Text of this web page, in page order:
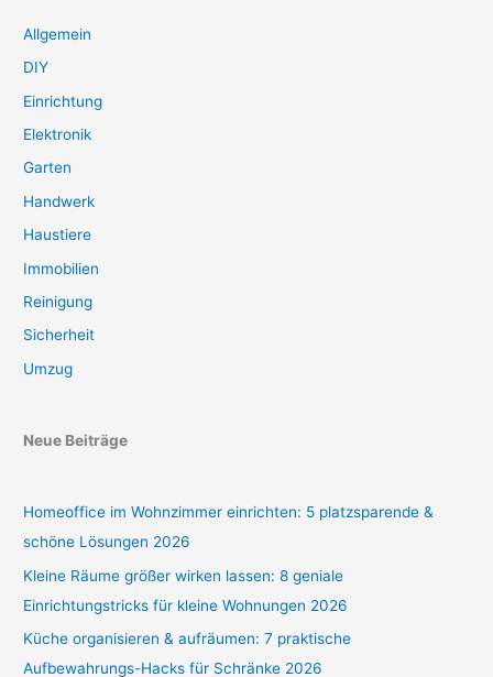
Allgemein
DIY
Einrichtung
Elektronik
Garten
Handwerk
Haustiere
Immobilien
Reinigung
Sicherheit
Umzug
Neue Beiträge
Homeoffice im Wohnzimmer einrichten: 5 platzsparende &
schöne Lösungen 2026
Kleine Räume größer wirken lassen: 8 geniale
Einrichtungstricks für kleine Wohnungen 2026
Küche organisieren & aufräumen: 7 praktische
Aufbewahrungs-Hacks für Schränke 2026